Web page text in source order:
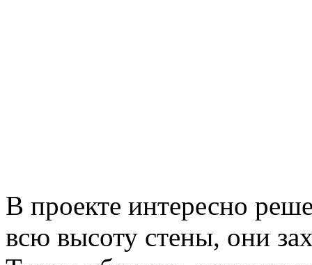
В проекте интересно
всю высоту стены, они